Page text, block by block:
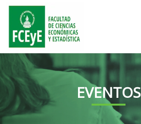
EVENTOS